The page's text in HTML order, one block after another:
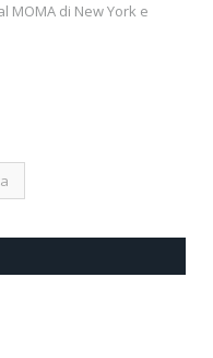
MOMA di New York e